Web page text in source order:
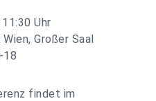
Uhr
Großer Saal
18
findet im